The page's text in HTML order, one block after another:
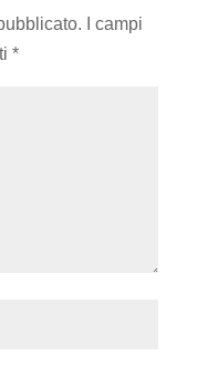
I campi
*